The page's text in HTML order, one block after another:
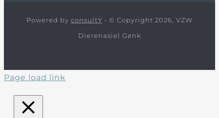
Powered by consultY - © Copyright 2026, VZW
Dierenasiel Genk
Page load link